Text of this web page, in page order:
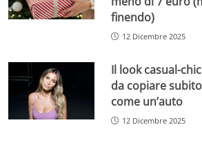
finendo)
12 Dicembre 2025
Il look casual-
da copiare
come un’auto
12 Dicembre 2025